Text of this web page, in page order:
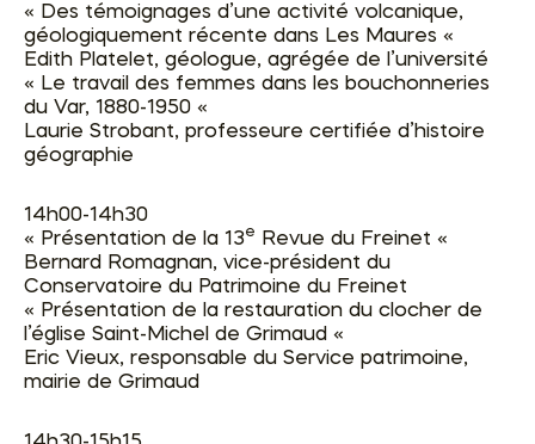
« Des témoignages d’une activité volcanique,
géologiquement récente dans Les Maures «
Edith Platelet, géologue, agrégée de l’université
« Le travail des femmes dans les bouchonneries
du Var, 1880-1950 «
Laurie Strobant, professeure certifiée d’histoire
géographie
14h00-14h30
« Présentation de la 13e
Revue du Freinet «
Bernard Romagnan, vice-président du
Conservatoire du Patrimoine du Freinet
« Présentation de la restauration du clocher de
l’église Saint-Michel de Grimaud «
Eric Vieux, responsable du Service patrimoine,
mairie de Grimaud